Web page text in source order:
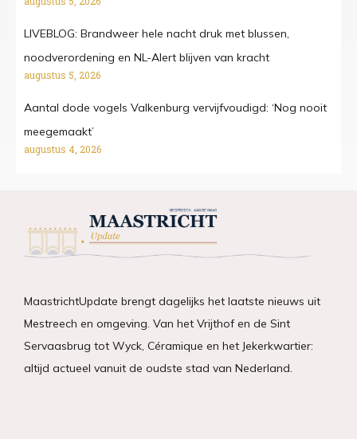
LIVEBLOG: Brandweer hele nacht druk met blussen,
noodverordening en NL-Alert blijven van kracht
augustus 5, 2026
Aantal dode vogels Valkenburg vervijfvoudigd: ‘Nog nooit
meegemaakt’
augustus 4, 2026
MaastrichtUpdate brengt dagelijks het laatste nieuws uit
Mestreech en omgeving. Van het Vrijthof en de Sint
Servaasbrug tot Wyck, Céramique en het Jekerkwartier:
altijd actueel vanuit de oudste stad van Nederland.